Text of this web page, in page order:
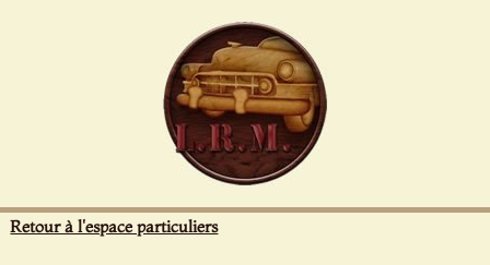
Retour à l'espace particuliers